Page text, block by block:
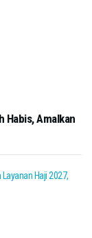
Habis, Amalkan